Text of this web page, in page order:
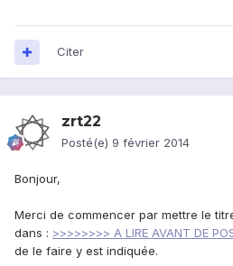
Citer
zrt22
Posté(e) 9 février 2014
Bonjour,
Merci de commencer par mettre le
dans : >>>>>>>> A LIRE AVANT DE
de le faire y est indiquée.